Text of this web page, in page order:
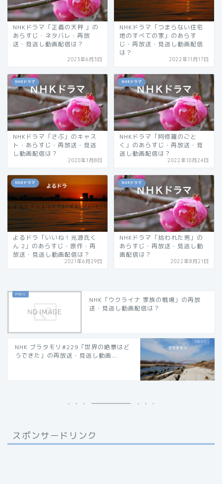
NHKドラマ「正義の天秤 」の
あらすじ・ネタバレ・再放
送・見逃し動画配信は？
2023年6月3日
NHKドラマ「つまらない住宅
地のすべての家」のあらす
じ・再放送・見逃し動画配信
は？
2022年11月17日
NHKドラマ
NHKドラマ「さぶ」のキャス
ト・あらすじ・再放送・見逃
し動画配信は？
2020年1月8日
NHKドラマ
NHKドラマ「阿修羅のごと
く」のあらすじ・再放送・見
逃し動画配信は？
2022年10月24日
NHKドラマ
よるドラ「いいね！光源氏く
ん 2」のあらすじ・原作・再
放送・見逃し動画配信は？
2021年6月29日
NHKドラマ
NHKドラマ「拾われた男」の
あらすじ・再放送・見逃し動
画配信は？
2022年8月21日
NHK「ウクライナ 家族の戦場」の再放
送・見逃し動画配信は？
NHK ブラタモリ#229「世界の絶景はど
うできた」の再放送・見逃し動画...
スポンサードリンク